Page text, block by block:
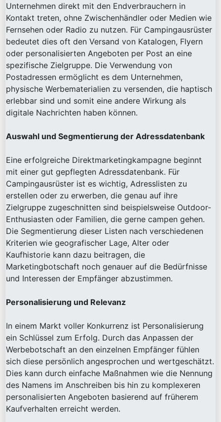
Unternehmen direkt mit den Endverbrauchern in
Kontakt treten, ohne Zwischenhändler oder Medien wie
Fernsehen oder Radio zu nutzen. Für Campingausrüster
bedeutet dies oft den Versand von Katalogen, Flyern
oder personalisierten Angeboten per Post an eine
spezifische Zielgruppe. Die Verwendung von
Postadressen ermöglicht es dem Unternehmen,
physische Werbematerialien zu versenden, die haptisch
erlebbar sind und somit eine andere Wirkung als
digitale Nachrichten haben können.
Auswahl und Segmentierung der Adressdatenbank
Eine erfolgreiche Direktmarketingkampagne beginnt
mit einer gut gepflegten Adressdatenbank. Für
Campingausrüster ist es wichtig, Adresslisten zu
erstellen oder zu erwerben, die genau auf ihre
Zielgruppe zugeschnitten sind beispielsweise Outdoor-
Enthusiasten oder Familien, die gerne campen gehen.
Die Segmentierung dieser Listen nach verschiedenen
Kriterien wie geografischer Lage, Alter oder
Kaufhistorie kann dazu beitragen, die
Marketingbotschaft noch genauer auf die Bedürfnisse
und Interessen der Empfänger abzustimmen.
Personalisierung und Relevanz
In einem Markt voller Konkurrenz ist Personalisierung
ein Schlüssel zum Erfolg. Durch das Anpassen der
Werbebotschaft an den einzelnen Empfänger fühlen
sich diese persönlich angesprochen und wertgeschätzt.
Dies kann durch einfache Maßnahmen wie die Nennung
des Namens im Anschreiben bis hin zu komplexeren
personalisierten Angeboten basierend auf früherem
Kaufverhalten erreicht werden.